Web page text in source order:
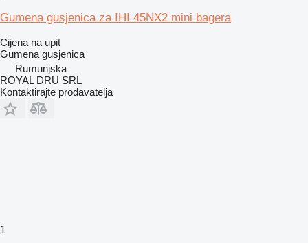
Gumena gusjenica za IHI 45NX2 mini bagera
Cijena na upit
Gumena gusjenica
Rumunjska
ROYAL DRU SRL
Kontaktirajte prodavatelja
1